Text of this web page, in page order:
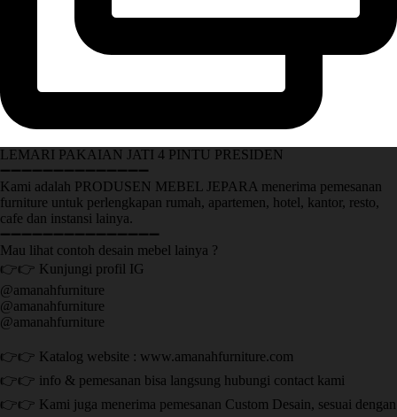
LEMARI PAKAIAN JATI 4 PINTU PRESIDEN
➖➖➖➖➖➖➖➖➖➖➖➖➖➖
Kami adalah PRODUSEN MEBEL JEPARA menerima pemesanan
furniture untuk perlengkapan rumah, apartemen, hotel, kantor, resto,
cafe dan instansi lainya.
➖➖➖➖➖➖➖➖➖➖➖➖➖➖➖
Mau lihat contoh desain mebel lainya ?
👉👉 Kunjungi profil IG
@amanahfurniture
@amanahfurniture
@amanahfurniture
👉👉 Katalog website : www.amanahfurniture.com
👉👉 info & pemesanan bisa langsung hubungi contact kami
👉👉 Kami juga menerima pemesanan Custom Desain, sesuai dengan